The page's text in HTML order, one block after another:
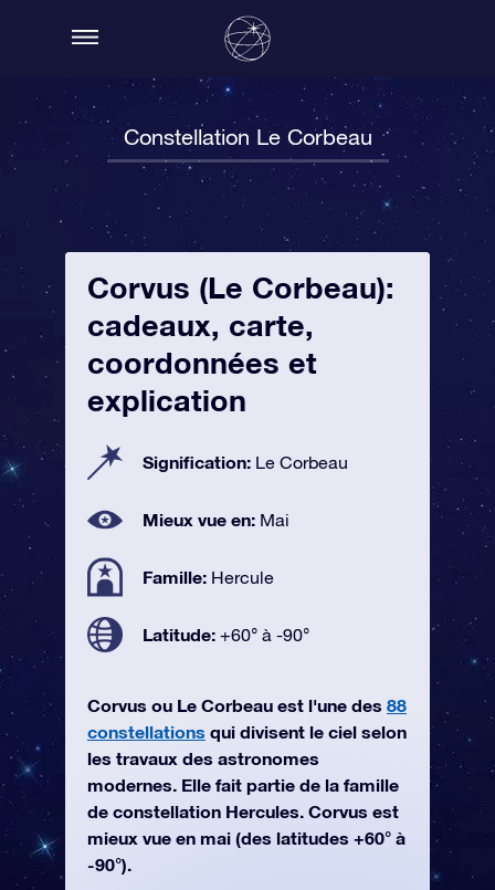
Constellation Le Corbeau
Corvus (Le Corbeau):
cadeaux, carte,
coordonnées et
explication
Signification: Le Corbeau
Mieux vue en: Mai
Famille: Hercule
Latitude: +60° à -90°
Corvus ou Le Corbeau est l'une des 88
constellations qui divisent le ciel selon
les travaux des astronomes
modernes. Elle fait partie de la famille
de constellation Hercules. Corvus est
mieux vue en mai (des latitudes +60° à
-90°).